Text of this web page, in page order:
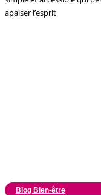
apaiser l’esprit
Blog Bien-être